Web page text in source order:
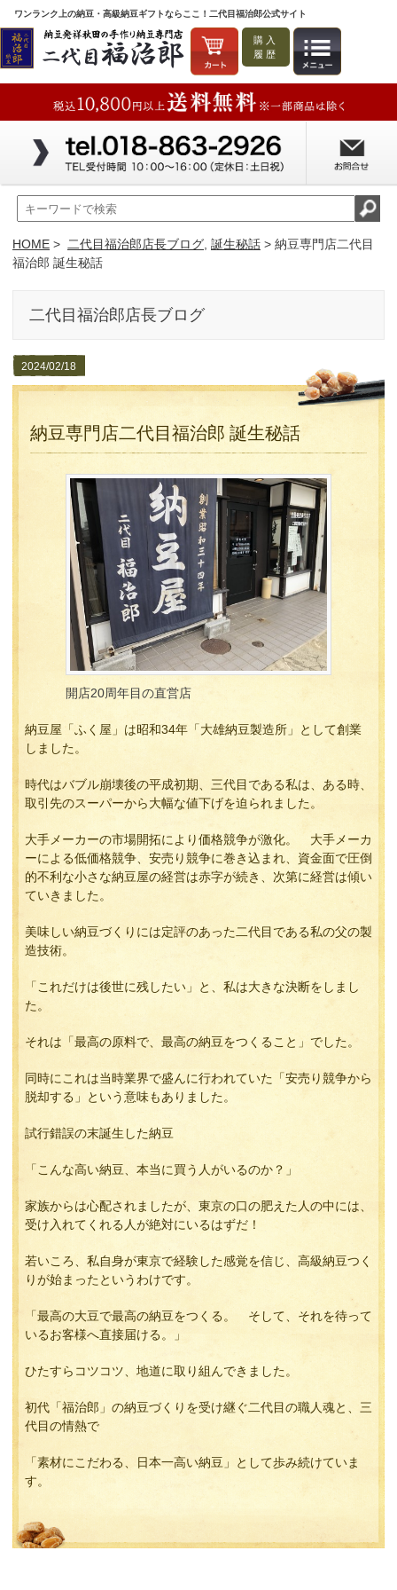
ワンランク上の納豆・高級納豆ギフトならここ！二代目福治郎公式サイト
購入
履歴
HOME > 二代目福治郎店長ブログ 誕生秘話 > 納豆専門店二代目
福治郎 誕生秘話
二代目福治郎店長ブログ
2024/02/18
納豆専門店二代目福治郎 誕生秘話
開店20周年目の直営店
納豆屋「ふく屋」は昭和34年「大雄納豆製造所」として創業
しました。
時代はバブル崩壊後の平成初期、三代目である私は、ある時、
取引先のスーパーから大幅な値下げを迫られました。
大手メーカーの市場開拓により価格競争が激化。 大手メーカ
ーによる低価格競争、安売り競争に巻き込まれ、資金面で圧倒
的不利な小さな納豆屋の経営は赤字が続き、次第に経営は傾い
ていきました。
美味しい納豆づくりには定評のあった二代目である私の父の製
造技術。
「これだけは後世に残したい」と、私は大きな決断をしまし
た。
それは「最高の原料で、最高の納豆をつくること」でした。
同時にこれは当時業界で盛んに行われていた「安売り競争から
脱却する」という意味もありました。
試行錯誤の末誕生した納豆
「こんな高い納豆、本当に買う人がいるのか？」
家族からは心配されましたが、東京の口の肥えた人の中には、
受け入れてくれる人が絶対にいるはずだ！
若いころ、私自身が東京で経験した感覚を信じ、高級納豆つく
りが始まったというわけです。
「最高の大豆で最高の納豆をつくる。 そして、それを待って
いるお客様へ直接届ける。」
ひたすらコツコツ、地道に取り組んできました。
初代「福治郎」の納豆づくりを受け継ぐ二代目の職人魂と、三
代目の情熱で
「素材にこだわる、日本一高い納豆」として歩み続けていま
す。